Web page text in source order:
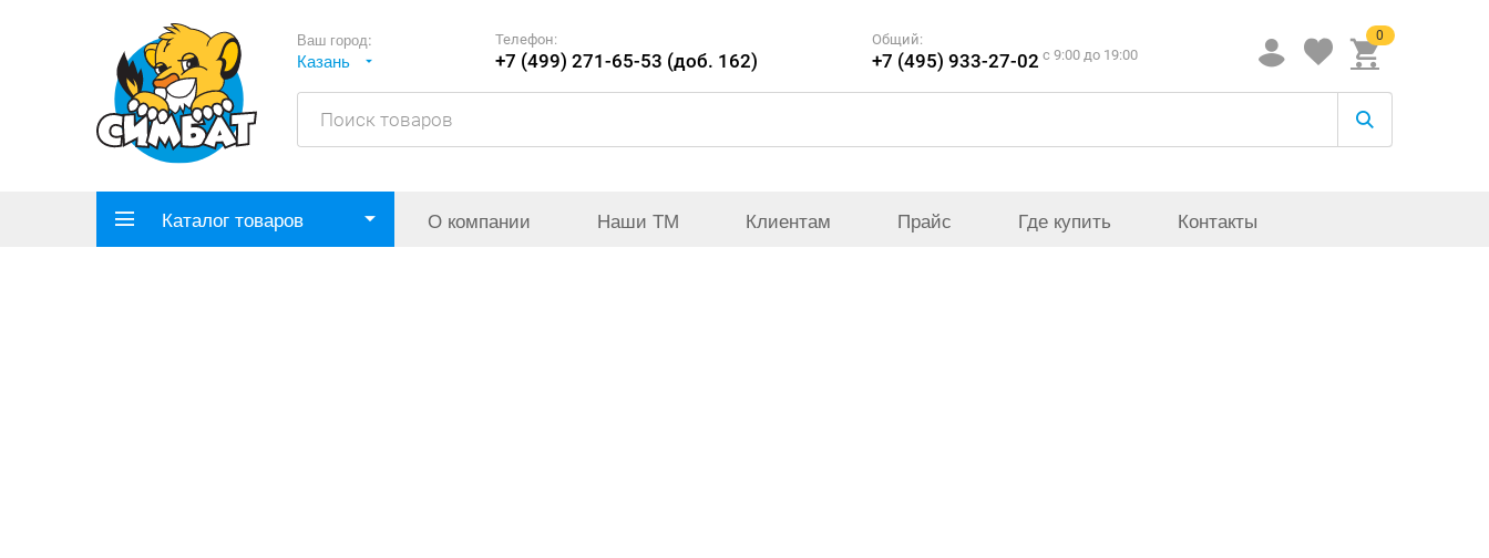
Ваш город:
Казань
Телефон:
+7 (499) 271-65-53 (доб. 162)
Общий:
+7 (495) 933-27-02 c 9:00 до 19:00
0
Каталог товаров О компании Наши ТМ Клиентам Прайс Где купить Контакты